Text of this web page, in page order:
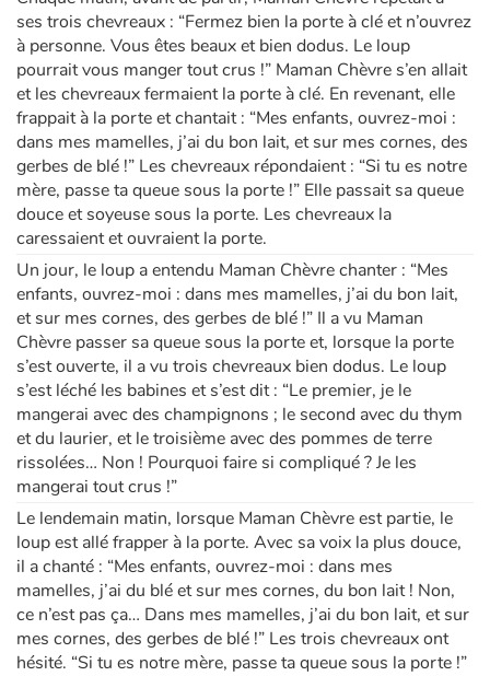
Écoles
Médiathèques
Vidéos & Tutoriaux
Blog
Actualités
Par thématique
Rencontres et témoignages
Contes d'ici et d'ailleurs
Autour de la lecture
Apprendre à lire
Livre audio
ses trois chevreaux : “Fermez bien la porte à clé et n’ouvrez
à personne. Vous êtes beaux et bien dodus. Le loup
pourrait vous manger tout crus !” Maman Chèvre s’en allait
et les chevreaux fermaient la porte à clé. En revenant, elle
frappait à la porte et chantait : “Mes enfants, ouvrez-moi :
dans mes mamelles, j’ai du bon lait, et sur mes cornes, des
gerbes de blé !” Les chevreaux répondaient : “Si tu es notre
mère, passe ta queue sous la porte !” Elle passait sa queue
douce et soyeuse sous la porte. Les chevreaux la
caressaient et ouvraient la porte.
Un jour, le loup a entendu Maman Chèvre chanter : “Mes
enfants, ouvrez-moi : dans mes mamelles, j’ai du bon lait,
et sur mes cornes, des gerbes de blé !” Il a vu Maman
Chèvre passer sa queue sous la porte et, lorsque la porte
s’est ouverte, il a vu trois chevreaux bien dodus. Le loup
s’est léché les babines et s’est dit : “Le premier, je le
mangerai avec des champignons ; le second avec du thym
et du laurier, et le troisième avec des pommes de terre
rissolées… Non ! Pourquoi faire si compliqué ? Je les
mangerai tout crus !”
Le lendemain matin, lorsque Maman Chèvre est partie, le
loup est allé frapper à la porte. Avec sa voix la plus douce,
il a chanté : “Mes enfants, ouvrez-moi : dans mes
mamelles, j’ai du blé et sur mes cornes, du bon lait ! Non,
ce n’est pas ça… Dans mes mamelles, j’ai du bon lait, et sur
mes cornes, des gerbes de blé !” Les trois chevreaux ont
hésité. “Si tu es notre mère, passe ta queue sous la porte !”